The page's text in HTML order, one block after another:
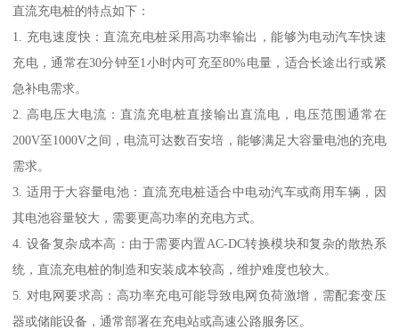
直流充电桩的特点如下：
1. 充电速度快：直流充电桩采用高功率输出，能够为电动汽车快速
充电，通常在30分钟至1小时内可充至80%电量，适合长途出行或紧
急补电需求。
2. 高电压大电流：直流充电桩直接输出直流电，电压范围通常在
200V至1000V之间，电流可达数百安培，能够满足大容量电池的充电
需求。
3. 适用于大容量电池：直流充电桩适合中电动汽车或商用车辆，因
其电池容量较大，需要更高功率的充电方式。
4. 设备复杂成本高：由于需要内置AC-DC转换模块和复杂的散热系
统，直流充电桩的制造和安装成本较高，维护难度也较大。
5. 对电网要求高：高功率充电可能导致电网负荷激增，需配套变压
器或储能设备，通常部署在充电站或高速公路服务区。